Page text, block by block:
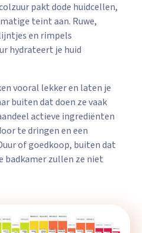
pakt dode huidcellen,
teint aan. Ruwe,
en rimpels
hydrateert je huid
vooral lekker en laten je
buiten dat doen ze vaak
actieve ingrediënten
te dringen en een
of goedkoop, buiten dat
badkamer zullen ze niet